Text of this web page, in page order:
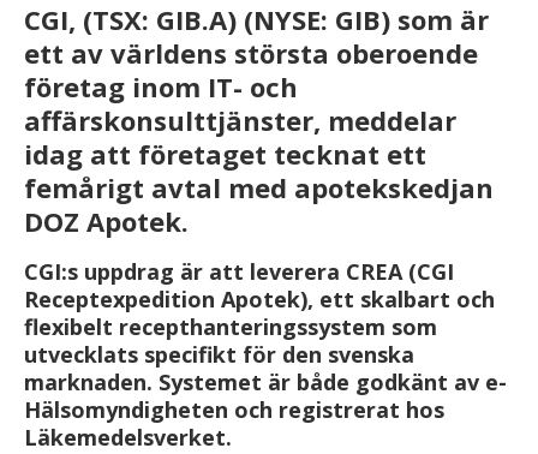
CGI, (TSX: GIB.A) (NYSE: GIB) som är
ett av världens största oberoende
företag inom IT- och
affärskonsulttjänster, meddelar
idag att företaget tecknat ett
femårigt avtal med apotekskedjan
DOZ Apotek.
CGI:s uppdrag är att leverera CREA (CGI
Receptexpedition Apotek), ett skalbart och
flexibelt recepthanteringssystem som
utvecklats specifikt för den svenska
marknaden. Systemet är både godkänt av e-
Hälsomyndigheten och registrerat hos
Läkemedelsverket.